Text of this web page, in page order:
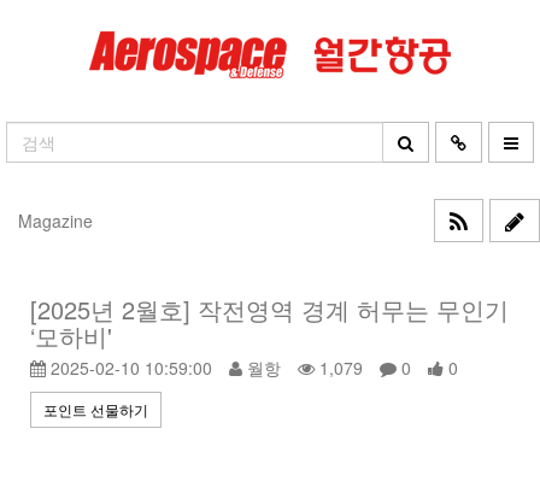
Magazine
[2025년 2월호] 작전영역 경계 허무는 무인기
‘모하비'
2025-02-10 10:59:00 월항 1,079 0 0
포인트 선물하기